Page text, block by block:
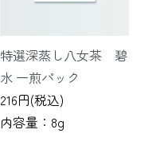
特選深蒸し八女茶 碧
水 一煎パック
216円(税込)
内容量：8g